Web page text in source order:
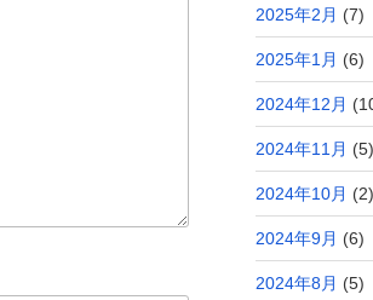
2025年2月 (7)
2025年1月 (6)
2024年12月
2024年11月 (5)
2024年10月 (2)
2024年9月 (6)
2024年8月 (5)